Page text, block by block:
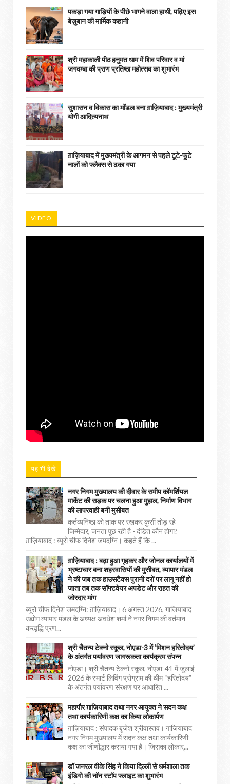
पकड़ा गया गाड़ियों के पीछे भागने वाला हाथी, पढ़िए इस
बेज़ुबान की मार्मिक कहानी
श्री महाकाली पीठ हनुमत धाम में शिव परिवार व मां
जगदम्बा की प्राण प्रतिष्ठा महोत्सव का शुभारंभ
सुशासन व विकास का मॉडल बना ग़ाज़ियाबाद : ​मुख्यमंत्री
योगी आदित्यनाथ
ग़ाज़ियाबाद में मुख्यमंत्री के आगमन से पहले टूटे-फूटे
नालों को फ्लैक्स से ढका गया
VIDEO
यह भी देखें
नगर निगम मुख्यालय की दीवार के समीप कॉमर्शियल
मार्केट की सड़क पर चलना हुआ मुहाल, निर्माण विभाग
की लापरवाही बनी मुसीबत
कर्तव्यनिष्ठा को ताक पर रखकर कुर्सी तोड़ रहे
जिम्मेदार, जनता पूछ रही है - दंडित कौन होगा?
ग़ाज़ियाबाद : ब्यूरो चीफ दिनेश जमदग्नि। कहते हैं कि ...
ग़ाज़ियाबाद : बढ़ा हुआ गृहकर और जोनल कार्यालयों में
भ्रष्टाचार बना शहरवासियों की मुसीबत, व्यापार मंडल
ने की जब तक हाउसटैक्स पुरानी दरों पर लागू नहीं हो
जाता तब तक सॉफ्टवेयर अपडेट और राहत की
जोरदार मांग
ब्यूरो चीफ दिनेश जमदग्नि: ग़ाज़ियाबाद। 6 अगस्त 2026, गाजियाबाद
उद्योग व्यापार मंडल के अध्यक्ष अवधेश शर्मा ने नगर निगम की वर्तमान
करवृद्धि प्रण...
श्री चैतन्य टेक्नो स्कूल, नोएडा-3 में ‘मिशन हरितोदय’
के अंतर्गत पर्यावरण जागरूकता कार्यक्रम संपन्न
नोएडा। श्री चैतन्य टेक्नो स्कूल, नोएडा-41 में जुलाई
2026 के स्मार्ट लिविंग प्रोग्राम की थीम “हरितोदय”
के अंतर्गत पर्यावरण संरक्षण पर आधारित ...
महापौर ग़ाज़ियाबाद तथा नगर आयुक्त ने सदन कक्ष
तथा कार्यकारिणी कक्ष का किया लोकार्पण
ग़ाज़ियाबाद : संपादक बृजेश श्रीवास्तव। गाजियाबाद
नगर निगम मुख्यालय में सदन कक्ष तथा कार्यकारिणी
कक्ष का जीर्णोद्धार कराया गया है। जिसका लोकार्...
डॉ जनरल वीके सिंह ने किया दिल्ली से धर्मशाला तक
इंडिगो की नॉन स्टॉप फ्लाइट का शुभारंभ